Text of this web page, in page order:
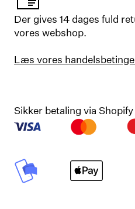
Der gives 14 dages fuld
vores webshop.
Læs vores
Sikker betaling via